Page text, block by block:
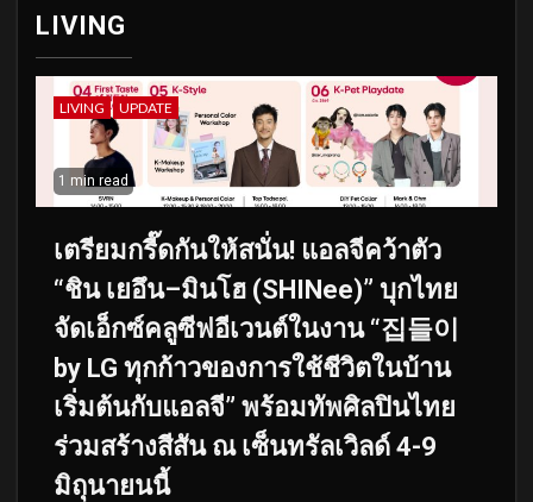
LIVING
LIVING UPDATE
1 min read
เตรียมกรี๊ดกันให้สนั่น! แอลจีคว้าตัว
“ชิน เยอึน–มินโฮ (SHINee)” บุกไทย
จัดเอ็กซ์คลูซีฟอีเวนต์ในงาน “집들이
by LG ทุกก้าวของการใช้ชีวิตในบ้าน
เริ่มต้นกับแอลจี” พร้อมทัพศิลปินไทย
ร่วมสร้างสีสัน ณ เซ็นทรัลเวิลด์ 4-9
มิถุนายนนี้